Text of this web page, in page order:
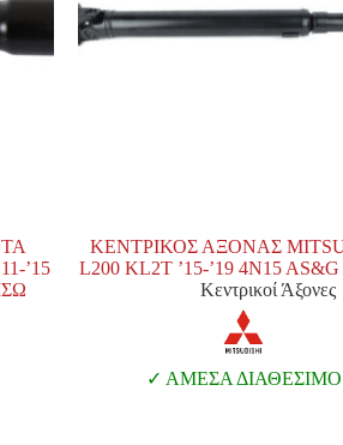
’15
ΚΕΝΤΡΙΚΟΣ ΑΞΟΝΑΣ
L200 KL2T ’15-’19 4N15
Κεντρικοί Άξονες
ΑΜΕΣΑ ΔΙΑΘΕΣΙΜΟ